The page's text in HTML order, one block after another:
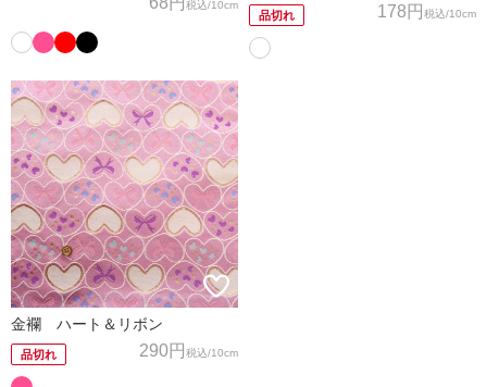
税込/10cm
品切れ 178円 税込/10cm
金襴 ハート＆リボン
品切れ 290円 税込/10cm